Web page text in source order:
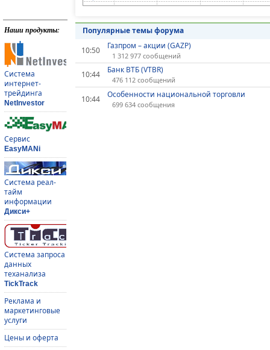
Наши продукты:
Система
интернет-
трейдинга
NetInvestor
Сервис
EasyMANi
Система реал-
тайм
информации
Дикси+
Система запроса
данных
теханализа
TickTrack
Реклама и
маркетинговые
услуги
Цены и оферта
Популярные темы форума
10:50
Газпром – акции (GAZP)
1 312 977 сообщений
10:44 Банк ВТБ (VTBR)
476 112 сообщений
10:44 Особенности национальной торговли
699 634 сообщения